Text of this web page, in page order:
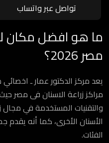
تواصل عبر واتساب
ما هو افضل مكان
مصر 2026؟
يعد مركز الدكتور عمار ـ
مراكز زراعة الاسنان فى مصر
والتقنيات المستخدمة في
الأسنان الأخرى، كما أنه يقدم
الفئات.